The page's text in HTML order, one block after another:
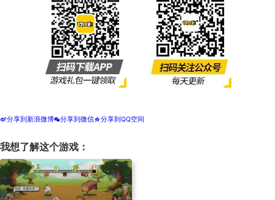
t分享到新浪微博w分享到微信z分享到QQ空间
我想了解这个游戏：